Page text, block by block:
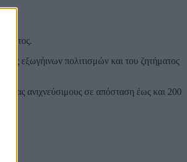
εξωγήινων πολιτισμών και του ζητήματος
μας ανιχνεύσιμους σε απόσταση έως και 200